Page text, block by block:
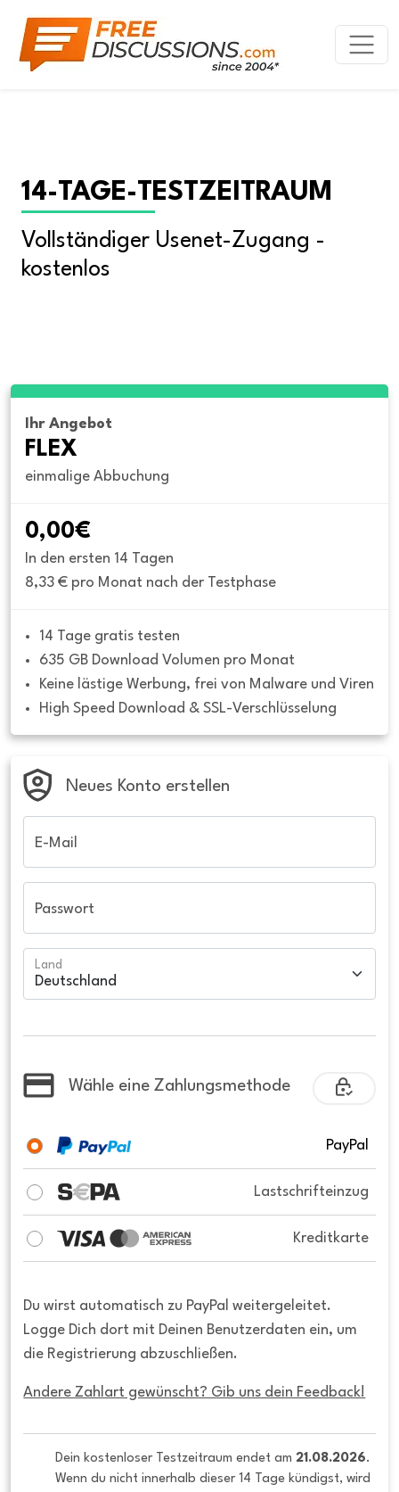
14-TAGE-TESTZEITRAUM
Vollständiger Usenet-Zugang -
kostenlos
Ihr Angebot
FLEX
einmalige Abbuchung
0,00€
In den ersten 14 Tagen
8,33 € pro Monat nach der Testphase
14 Tage gratis testen
635 GB Download Volumen pro Monat
Keine lästige Werbung, frei von Malware und Viren
High Speed Download & SSL-Verschlüsselung
Neues Konto erstellen
E-Mail
Passwort
Land
Wähle eine Zahlungsmethode
PayPal
Lastschrifteinzug
Kreditkarte
Du wirst automatisch zu PayPal weitergeleitet.
Logge Dich dort mit Deinen Benutzerdaten ein, um
die Registrierung abzuschließen.
Andere Zahlart gewünscht? Gib uns dein Feedback!
Dein kostenloser Testzeitraum endet am 21.08.2026.
Wenn du nicht innerhalb dieser 14 Tage kündigst, wird